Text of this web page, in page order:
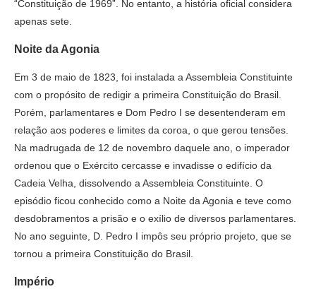
“Constituição de 1969”. No entanto, a história oficial considera
apenas sete.
Noite da Agonia
Em 3 de maio de 1823, foi instalada a Assembleia Constituinte
com o propósito de redigir a primeira Constituição do Brasil.
Porém, parlamentares e Dom Pedro I se desentenderam em
relação aos poderes e limites da coroa, o que gerou tensões.
Na madrugada de 12 de novembro daquele ano, o imperador
ordenou que o Exército cercasse e invadisse o edifício da
Cadeia Velha, dissolvendo a Assembleia Constituinte. O
episódio ficou conhecido como a Noite da Agonia e teve como
desdobramentos a prisão e o exílio de diversos parlamentares.
No ano seguinte, D. Pedro I impôs seu próprio projeto, que se
tornou a primeira Constituição do Brasil.
Império